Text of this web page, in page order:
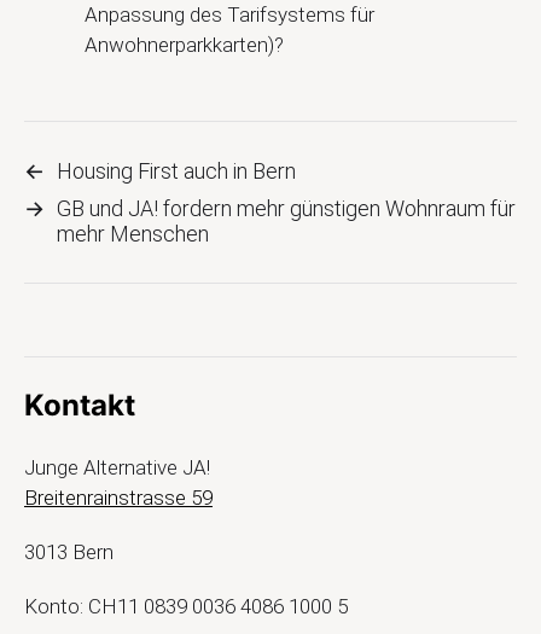
Anpassung des Tarifsystems für
Anwohnerparkkarten)?
←
Housing First auch in Bern
→ GB und JA! fordern mehr günstigen Wohnraum für
mehr Menschen
Kontakt
Junge Alternative JA!
Breitenrainstrasse 59
3013 Bern
Konto: CH11 0839 0036 4086 1000 5